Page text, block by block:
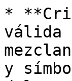
*
válida
y